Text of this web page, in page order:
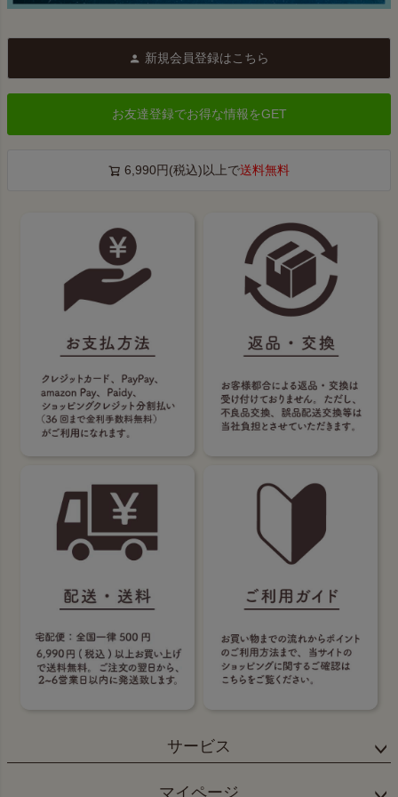
新規会員登録はこちら
お友達登録でお得な情報をGET
6,990円(税込)以上で送料無料
サービス
マイページ